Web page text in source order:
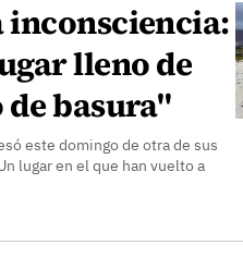
inconsciencia:
lleno de
basura"
este domingo de otra de sus
lugar en el que han vuelto a